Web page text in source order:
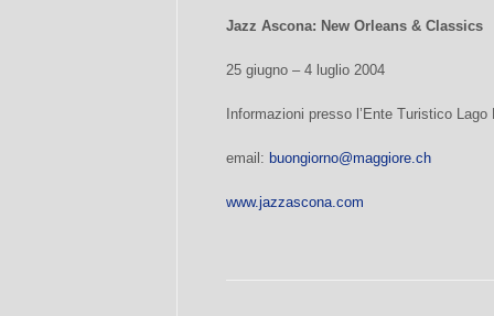
Jazz Ascona: New Orleans & Classics
25 giugno – 4 luglio 2004
Informazioni presso l’Ente Turistico
email: buongiorno@maggiore.ch
www.jazzascona.com